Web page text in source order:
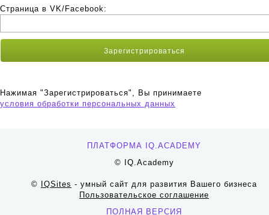
Страница в VK/Facebook:
Нажимая "Зарегистрироваться", Вы принимаете
условия обработки персональных данных
ПЛАТФОРМА IQ.ACADEMY
© IQ.Academy
© IQSites - умный сайт для развития Вашего бизнеса
Пользовательское соглашение
ПОЛНАЯ ВЕРСИЯ